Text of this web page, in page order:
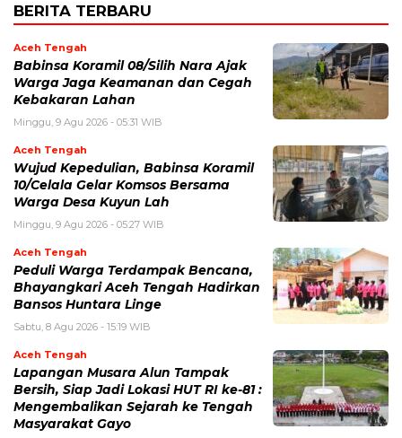
BERITA TERBARU
Aceh Tengah
‎Babinsa Koramil 08/Silih Nara Ajak
Warga Jaga Keamanan dan Cegah
Kebakaran Lahan
Minggu, 9 Agu 2026 - 05:31 WIB
Aceh Tengah
‎Wujud Kepedulian, Babinsa Koramil
10/Celala Gelar Komsos Bersama
Warga Desa Kuyun Lah
Minggu, 9 Agu 2026 - 05:27 WIB
Aceh Tengah
Peduli Warga Terdampak Bencana,
Bhayangkari Aceh Tengah Hadirkan
Bansos Huntara Linge
Sabtu, 8 Agu 2026 - 15:19 WIB
Aceh Tengah
Lapangan Musara Alun Tampak
Bersih, Siap Jadi Lokasi HUT RI ke-81 :
Mengembalikan Sejarah ke Tengah
Masyarakat Gayo